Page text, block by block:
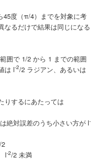
45度（π/4）までを対象に考
なるだけで結果は同じになる
囲で 1/2 から 1 までの範囲
は l-2/2 ラジアン、あるいは
りするにあたっては
絶対誤差のうち小さい方が l-
/2
l-2/2 未満